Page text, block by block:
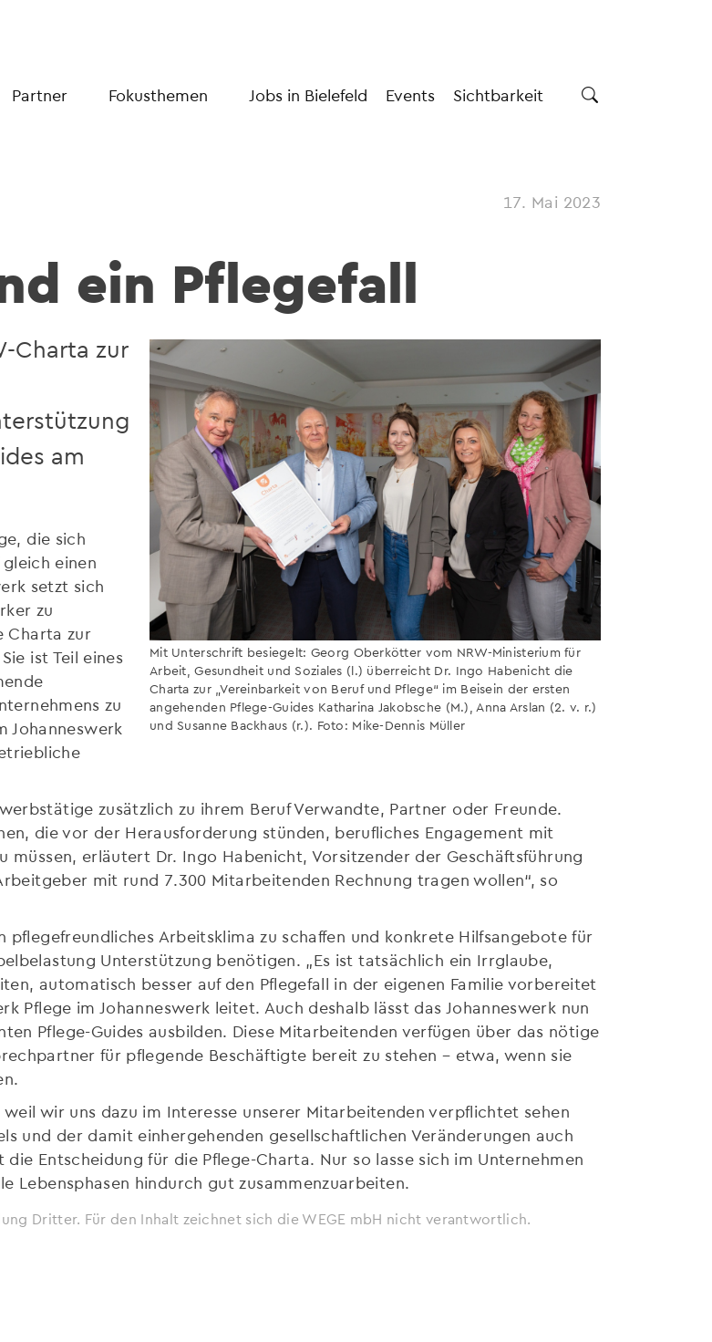
Partner Fokusthemen Jobs in Bielefeld Events Sichtbarkeit
17. Mai 2023
ein Pflegefall
Mit Unterschrift besiegelt: Georg Oberkötter vom NRW-Ministerium für
Arbeit, Gesundheit und Soziales (l.) überreicht Dr. Ingo Habenicht die
Charta zur „Vereinbarkeit von Beruf und Pflege“ im Beisein der ersten
angehenden Pflege-Guides Katharina Jakobsche (M.), Anna Arslan (2. v. r.)
und Susanne Backhaus (r.). Foto: Mike-Dennis Müller
Charta zur
am
die sich
einen
setzt sich
zu
Charta zur
ist Teil eines
zu
Johanneswerk
zusätzlich zu ihrem Beruf Verwandte, Partner oder Freunde.
die vor der Herausforderung stünden, berufliches Engagement mit
müssen, erläutert Dr. Ingo Habenicht, Vorsitzender der Geschäftsführung
mit rund 7.300 Mitarbeitenden Rechnung tragen wollen“, so
pflegefreundliches Arbeitsklima zu schaffen und konkrete Hilfsangebote für
Unterstützung benötigen. „Es ist tatsächlich ein Irrglaube,
automatisch besser auf den Pflegefall in der eigenen Familie vorbereitet
Pflege im Johanneswerk leitet. Auch deshalb lässt das Johanneswerk nun
Pflege-Guides ausbilden. Diese Mitarbeitenden verfügen über das nötige
für pflegende Beschäftigte bereit zu stehen – etwa, wenn sie
wir uns dazu im Interesse unserer Mitarbeitenden verpflichtet sehen
und der damit einhergehenden gesellschaftlichen Veränderungen auch
Entscheidung für die Pflege-Charta. Nur so lasse sich im Unternehmen
Lebensphasen hindurch gut zusammenzuarbeiten.
Dritter. Für den Inhalt zeichnet sich die WEGE mbH nicht verantwortlich.